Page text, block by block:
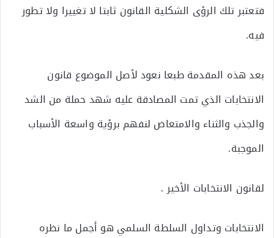
فتعتبر تلك الرؤى الشكلية القانون ثابتا لا تغييرا ولا تطور
فيه.
بعد هذه المقدمة طبعا نعود لأصل الموضوع قانون
الانتخابات الذي تمت المصادقة عليه شهد حملة من الشد
والجذب والثناء والامتعاض لنفهم برؤية واسعة الأسباب
الموجبة.
لقانون الانتخابات الأخير .
الانتخابات وتداول السلطة السلمي هو أجمل ما نظره